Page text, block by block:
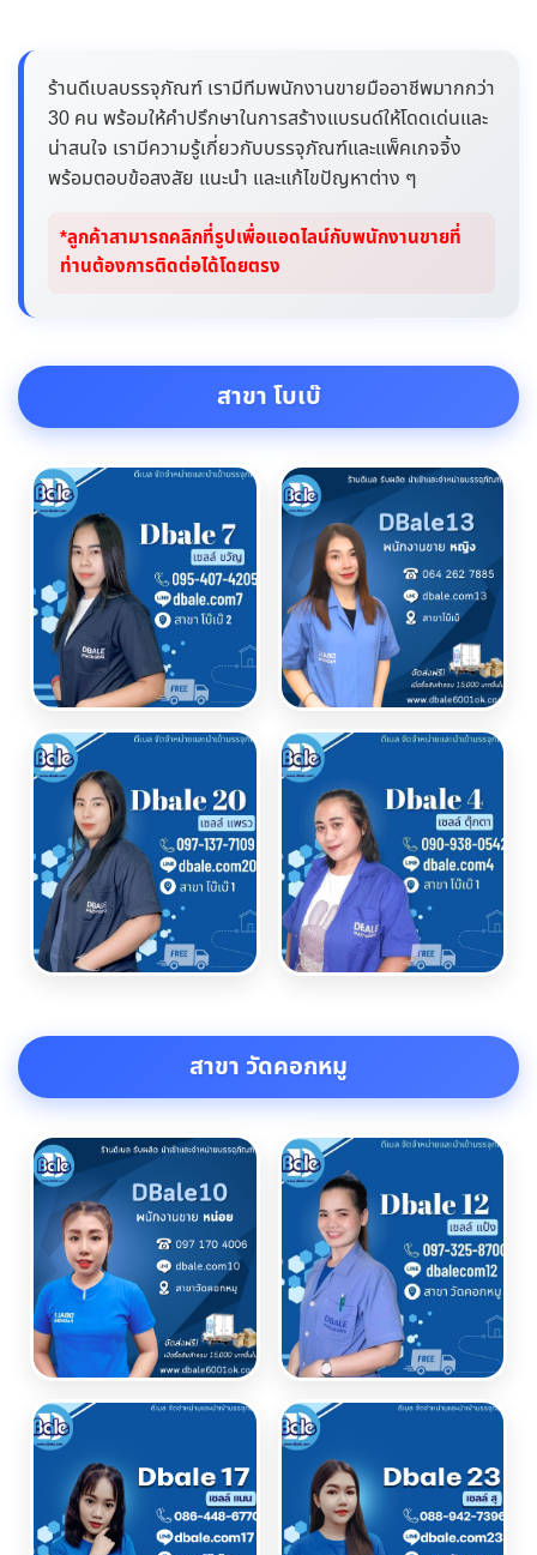
ร้านดีเบลบรรจุภัณฑ์ เรามีทีมพนักงานขายมืออาชีพมากกว่า
30 คน พร้อมให้คำปรึกษาในการสร้างแบรนด์ให้โดดเด่นและ
น่าสนใจ เรามีความรู้เกี่ยวกับบรรจุภัณฑ์และแพ็คเกจจิ้ง
พร้อมตอบข้อสงสัย แนะนำ และแก้ไขปัญหาต่าง ๆ
*ลูกค้าสามารถคลิกที่รูปเพื่อแอดไลน์กับพนักงานขายที่
ท่านต้องการติดต่อได้โดยตรง
สาขา โบเบ๊
สาขา วัดคอกหมู